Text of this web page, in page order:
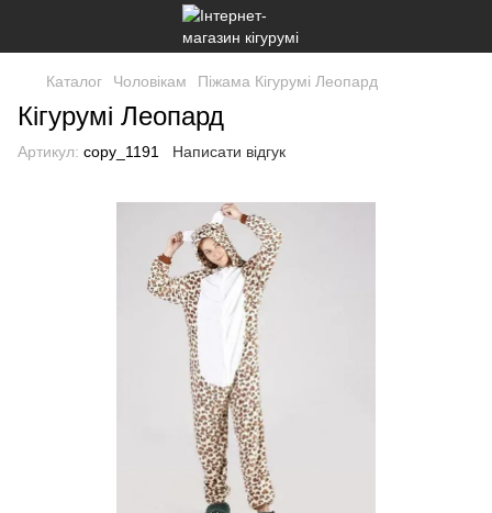
Каталог Чоловікам Піжама Кігурумі Леопард
Кігурумі Леопард
Артикул: copy_1191 Написати відгук